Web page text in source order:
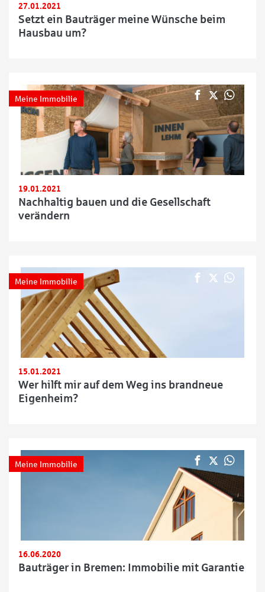
27.01.2021
Setzt ein Bauträger meine Wünsche beim
Hausbau um?
Meine Immobilie
19.01.2021
Nachhaltig bauen und die Gesellschaft
verändern
Meine Immobilie
15.01.2021
Wer hilft mir auf dem Weg ins brandneue
Eigenheim?
Meine Immobilie
16.06.2020
Bauträger in Bremen: Immobilie mit Garantie